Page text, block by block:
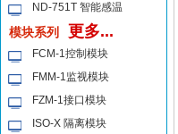
ND-751T 智能感温
模块系列 更多...
FCM-1控制模块
FMM-1监视模块
FZM-1接口模块
ISO-X 隔离模块